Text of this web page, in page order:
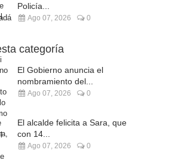
Policía...
Ago 07, 2026 0
categoría
El Gobierno anuncia el
nombramiento del...
Ago 07, 2026 0
El alcalde felicita a Sara, que
con 14...
Ago 07, 2026 0